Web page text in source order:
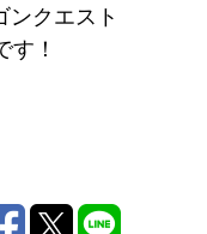
ンクエスト
！